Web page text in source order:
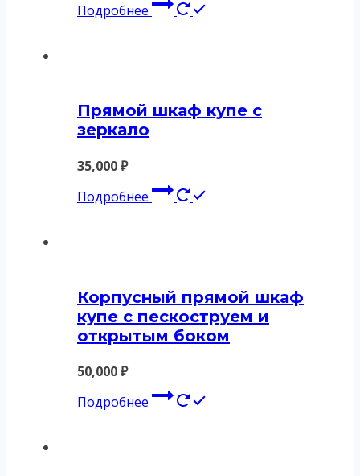
Подробнее
Прямой шкаф купе с
зеркало
35,000₽
Подробнее
Корпусный прямой шкаф
купе с пескоструем и
открытым боком
50,000₽
Подробнее